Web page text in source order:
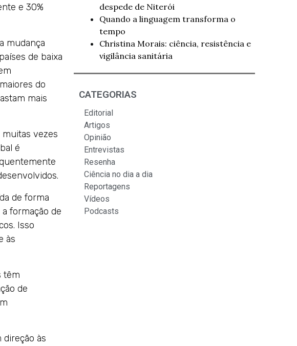
e 30%
mudança
de baixa
do
mais
vezes
é
de forma
formação de
Isso
às
têm
de
às
despede de Niterói
Quando a linguagem transforma o
tempo
Christina Morais: ciência, resistência e
vigilância sanitária
CATEGORIAS
Editorial
Artigos
Opinião
Entrevistas
Resenha
Ciência no dia a dia
Reportagens
Vídeos
Podcasts